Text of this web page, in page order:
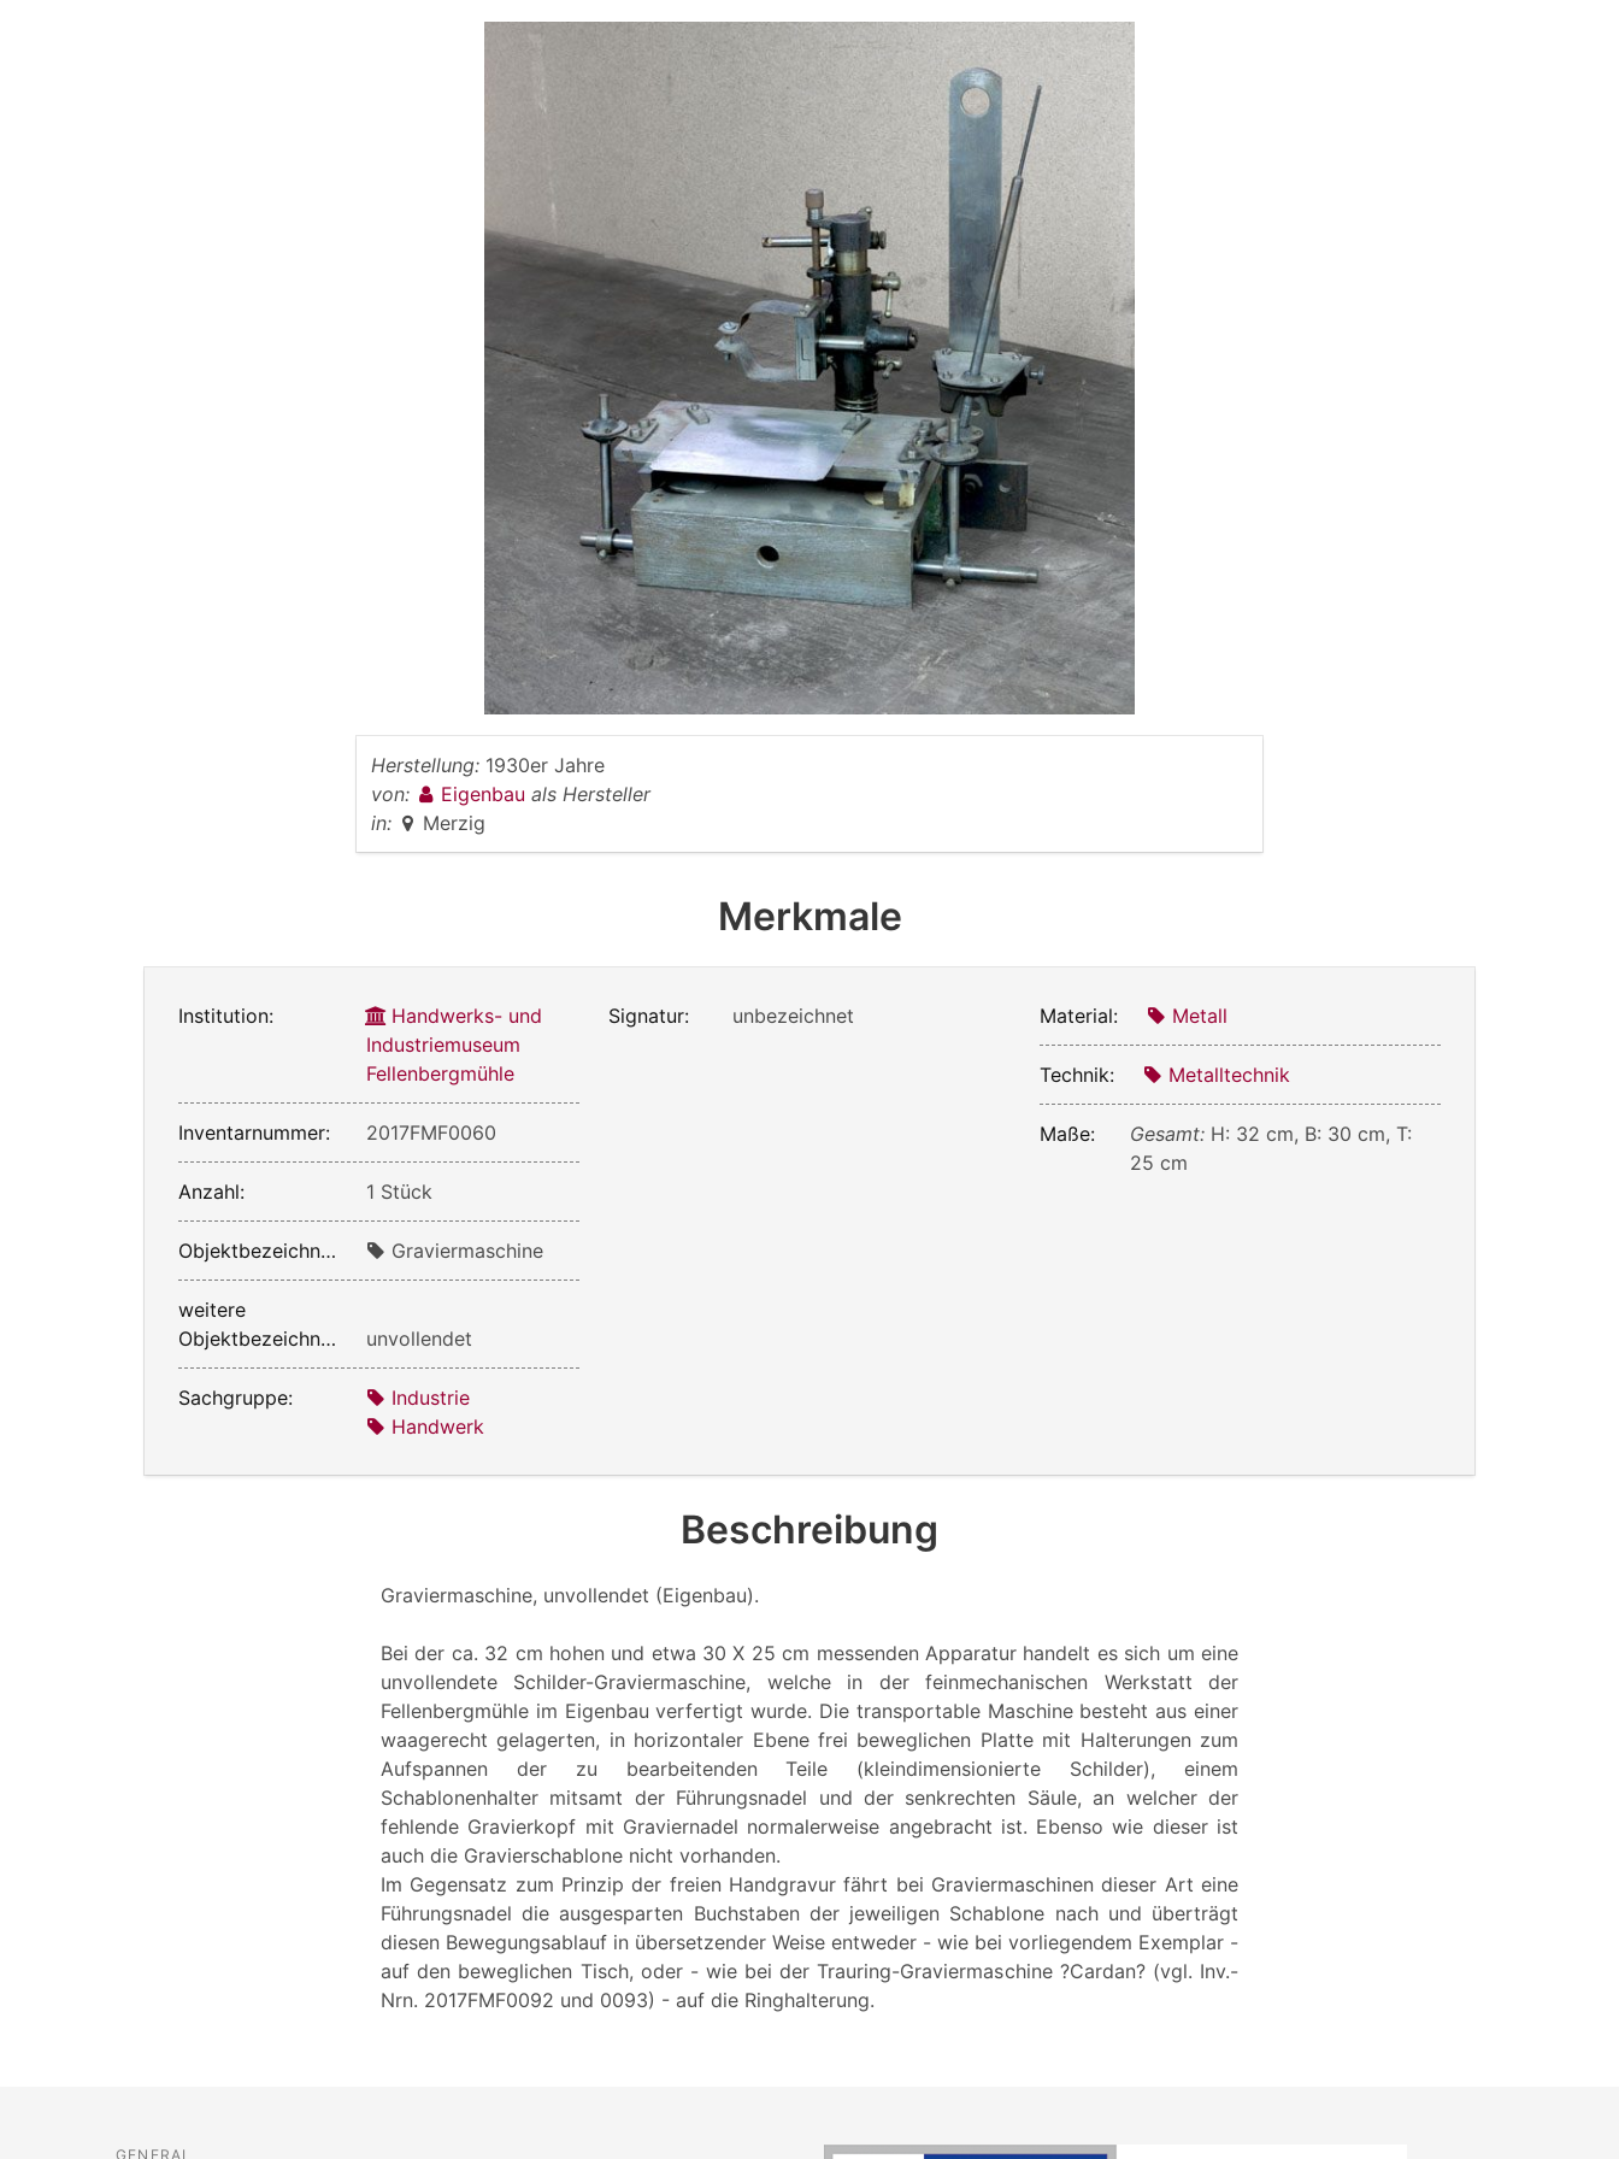
Herstellung: 1930er Jahre
von:
Eigenbau als Hersteller
in:
Merzig
Merkmale
Institution:
Handwerks- und
Industriemuseum
Fellenbergmühle
Inventarnummer: 2017FMF0060
Anzahl: 1 Stück
Objektbezeichnung: Graviermaschine
weitere
Objektbezeichnung:
unvollendet
Sachgruppe:
Industrie
Handwerk
Signatur: unbezeichnet Material: Metall
Technik: Metalltechnik
Maße: Gesamt: H: 32 cm, B: 30 cm, T:
25 cm
Beschreibung
Graviermaschine, unvollendet (Eigenbau).
Bei der ca. 32 cm hohen und etwa 30 X 25 cm messenden Apparatur handelt es sich um eine
unvollendete Schilder-Graviermaschine, welche in der feinmechanischen Werkstatt der
Fellenbergmühle im Eigenbau verfertigt wurde. Die transportable Maschine besteht aus einer
waagerecht gelagerten, in horizontaler Ebene frei beweglichen Platte mit Halterungen zum
Aufspannen der zu bearbeitenden Teile (kleindimensionierte Schilder), einem
Schablonenhalter mitsamt der Führungsnadel und der senkrechten Säule, an welcher der
fehlende Gravierkopf mit Graviernadel normalerweise angebracht ist. Ebenso wie dieser ist
auch die Gravierschablone nicht vorhanden.
Im Gegensatz zum Prinzip der freien Handgravur fährt bei Graviermaschinen dieser Art eine
Führungsnadel die ausgesparten Buchstaben der jeweiligen Schablone nach und überträgt
diesen Bewegungsablauf in übersetzender Weise entweder - wie bei vorliegendem Exemplar -
auf den beweglichen Tisch, oder - wie bei der Trauring-Graviermaschine ?Cardan? (vgl. Inv.-
Nrn. 2017FMF0092 und 0093) - auf die Ringhalterung.
GENERAL